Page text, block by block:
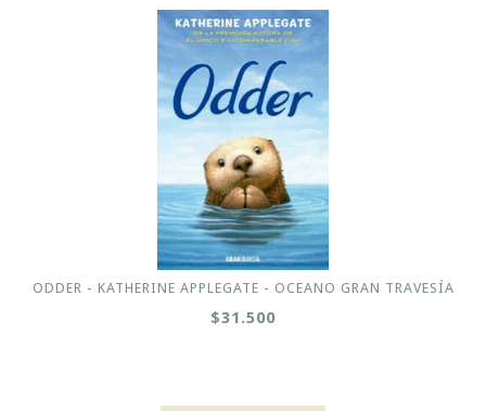
ODDER - KATHERINE APPLEGATE - OCEANO GRAN TRAVESÍA
$31.500